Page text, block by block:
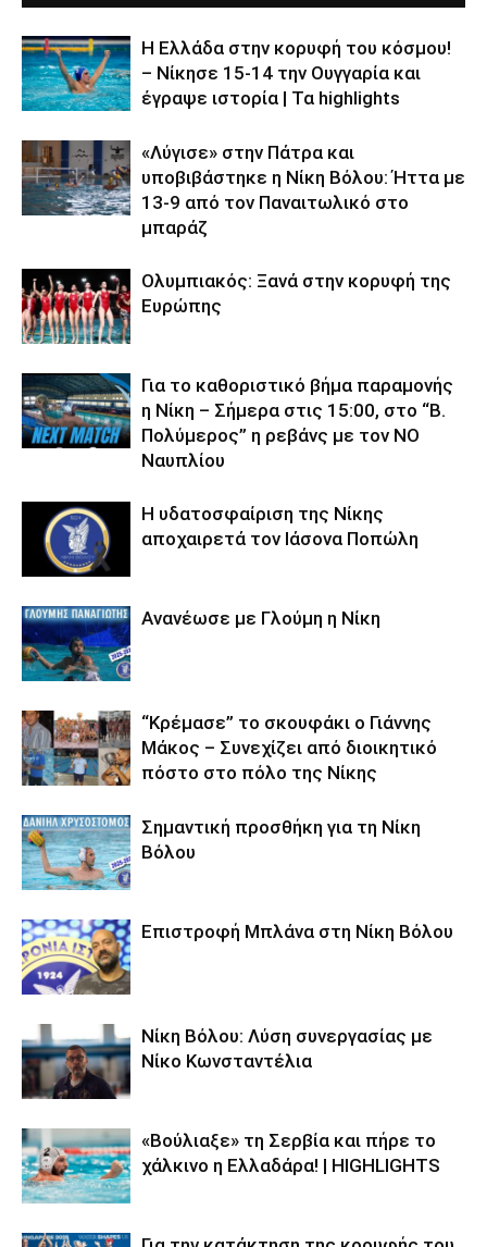
Η Ελλάδα στην κορυφή του κόσμου!
– Νίκησε 15-14 την Ουγγαρία και
έγραψε ιστορία | Τα highlights
«Λύγισε» στην Πάτρα και
υποβιβάστηκε η Νίκη Βόλου: Ήττα με
13-9 από τον Παναιτωλικό στο
μπαράζ
Ολυμπιακός: Ξανά στην κορυφή της
Ευρώπης
Για το καθοριστικό βήμα παραμονής
η Νίκη – Σήμερα στις 15:00, στο “Β.
Πολύμερος” η ρεβάνς με τον ΝΟ
Ναυπλίου
Η υδατοσφαίριση της Νίκης
αποχαιρετά τον Ιάσονα Ποπώλη
Ανανέωσε με Γλούμη η Νίκη
“Κρέμασε” το σκουφάκι ο Γιάννης
Μάκος – Συνεχίζει από διοικητικό
πόστο στο πόλο της Νίκης
Σημαντική προσθήκη για τη Νίκη
Βόλου
Επιστροφή Μπλάνα στη Νίκη Βόλου
Νίκη Βόλου: Λύση συνεργασίας με
Νίκο Κωνσταντέλια
«Βούλιαξε» τη Σερβία και πήρε το
χάλκινο η Ελλαδάρα! | HIGHLIGHTS